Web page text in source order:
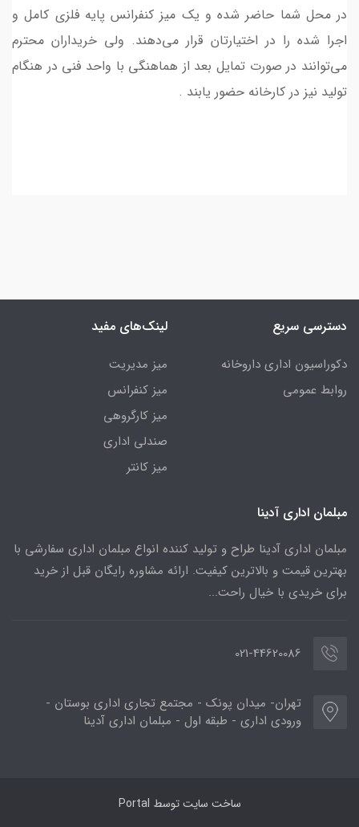
در محل شما حاضر شده و یک میز کنفرانس پایه فلزی کامل و
اجرا شده را در اختیارتان قرار می‌دهند. ولی خریداران محترم
می‌توانند در صورت تمایل بعد از هماهنگی با واحد فنی در هنگام
تولید نیز در کارخانه حضور یابند .
دسترسی سریع
دکوراسیون اداری داروخانه
روابط عمومی
لینک‌های مفید
میز مدیریت
میز کنفرانس
میز کارگروهی
صندلی اداری
میز کانتر
مبلمان اداری آدینا
مبلمان اداری آدینا طراح و تولید کننده انواع مبلمان اداری سفارشی با
بهترین قیمت و بالاترین کیفیت. ارائه مشاوره رایگان قبل از خرید
برای خریدی با خیال راحت...
021-44620086
تهران- میدان پونک - مجتمع تجاری اداری بوستان -
ورودی اداری - طبقه اول - مبلمان اداری آدینا
ساخت سایت توسط Portal